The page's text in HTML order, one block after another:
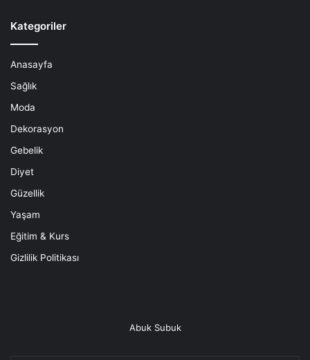
Kategoriler
Anasayfa
Sağlık
Moda
Dekorasyon
Gebelik
Diyet
Güzellik
Yaşam
Eğitim & Kurs
Gizlilik Politikası
Abuk Subuk